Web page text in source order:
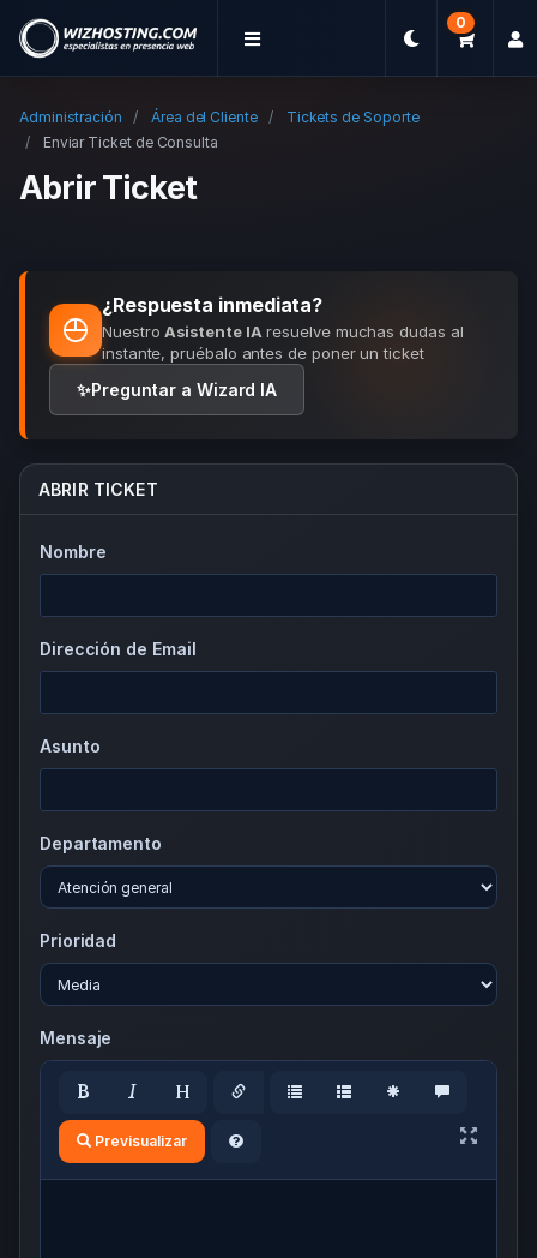
0
Administración Área del Cliente
Tickets de Soporte
Enviar Ticket de Consulta
Abrir Ticket
¿Respuesta inmediata?
Nuestro Asistente IA resuelve muchas dudas al
instante, pruébalo antes de poner un ticket
✨Preguntar a Wizard IA
ABRIR TICKET
Nombre
Dirección de Email
Asunto
Departamento
Prioridad
Mensaje
Previsualizar